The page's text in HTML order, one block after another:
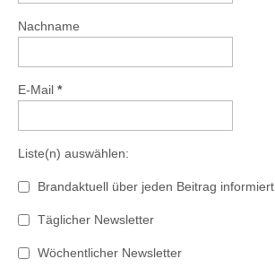
Nachname
E-Mail *
Liste(n) auswählen:
Brandaktuell über jeden Beitrag informiert
Täglicher Newsletter
Wöchentlicher Newsletter